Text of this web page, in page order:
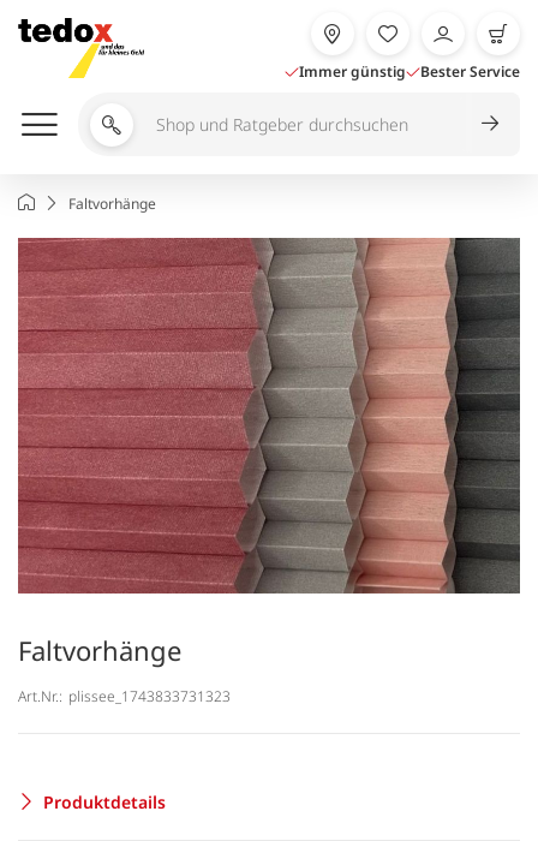
Inhalt
springen
Immer günstig Bester Service
Shop
durchsuchen
StartseiteFaltvorhänge
Faltvorhänge
Art.Nr.: plissee_1743833731323
Produktdetails